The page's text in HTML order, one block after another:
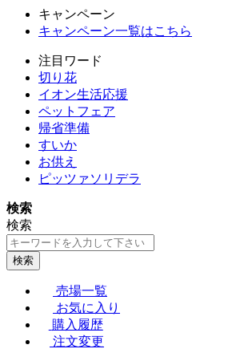
キャンペーン
キャンペーン一覧はこちら
注目ワード
切り花
イオン生活応援
ペットフェア
帰省準備
すいか
お供え
ピッツァソリデラ
検索
検索
検索
売場一覧
お気に入り
購入履歴
注文変更